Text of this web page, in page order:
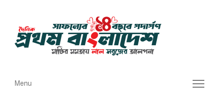
Menu
Menu